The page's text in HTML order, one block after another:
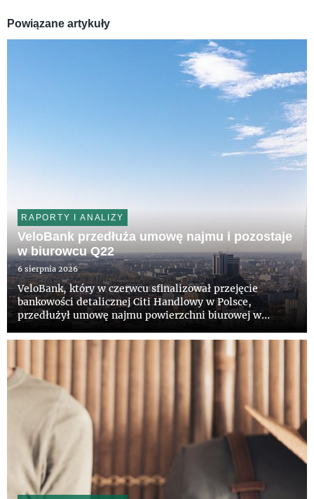
Powiązane artykuły
RAPORTY I ANALIZY
VeloBank przedłuża umowę najmu i pozostaje
w biurowcu Q22
6 sierpnia 2026
VeloBank, który w czerwcu sfinalizował przejęcie
bankowości detalicznej Citi Handlowy w Polsce,
przedłużył umowę najmu powierzchni biurowej w
prestiżowym budynku na kolejne lata. Właścicielowi